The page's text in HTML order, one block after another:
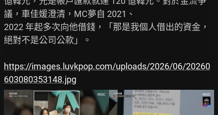
議，車佳媛澄清，MC夢自 2021、
2022 年起多次向他借錢，「那是我個人借出的資金，
絕對不是公司公款」。
https://images.luvkpop.com/uploads/2026/06/20260
603080353148.jpg